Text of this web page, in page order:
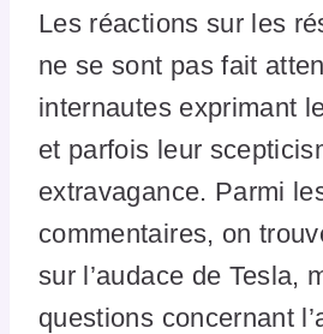
Les réactions sur les
ne se sont pas fait
internautes exprimant
et parfois leur
extravagance. Parmi
commentaires, on
sur l’audace de Tesla,
questions concernant